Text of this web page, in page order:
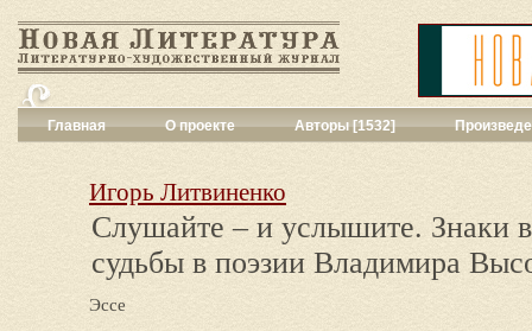
Главная О проекте Авторы [1532]
Переводы
Публицистика
Рассказы
Игорь Литвиненко
Слушайте – и услышите. Знаки
судьбы в поэзии Владимира
Эссе